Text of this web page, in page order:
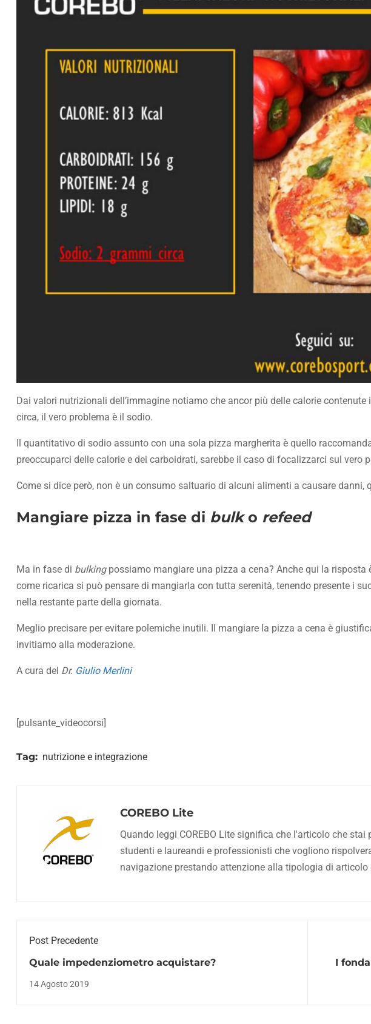
Dai valori nutrizionali dell’immagine notiamo che ancor più delle calorie
circa, il vero problema è il sodio.
Il quantitativo di sodio assunto con una sola pizza margherita è quello
preoccuparci delle calorie e dei carboidrati, sarebbe il caso di focalizzarci sul vero
Come si dice però, non è un consumo saltuario di alcuni alimenti a causare
Mangiare pizza in fase di bulko refeed
Ma in fase di bulkingpossiamo mangiare una pizza a cena? Anche qui la risposta
come ricarica si può pensare di mangiarla con tutta serenità, tenendo presente i
nella restante parte della giornata.
Meglio precisare per evitare polemiche inutili. Il mangiare la pizza a cena è
invitiamo alla moderazione.
A cura del Dr. Giulio Merlini
[pulsante_videocorsi]
Tag: nutrizione e integrazione
COREBO Lite
Quando leggi COREBO Lite significa che l'articolo che
studenti e laureandi e professionisti che vogliono
navigazione prestando attenzione alla tipologia di articolo
Post Precedente
Quale impedenziometro acquistare?
14 Agosto 2019
I